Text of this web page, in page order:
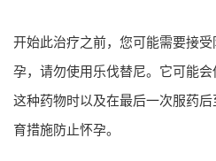
开始此治疗之前，您可能需要接
孕，请勿使用乐伐替尼。它可能
这种药物时以及在最后一次服药
育措施防止怀孕。